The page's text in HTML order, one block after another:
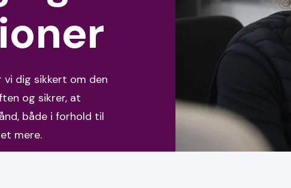
dig sikkert om den
og sikrer, at
både i forhold til
mere.